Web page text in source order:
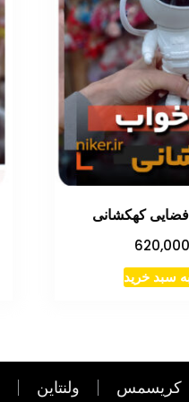
کهکشانی
620,000
سبد خرید
کریسمس ولنتاین